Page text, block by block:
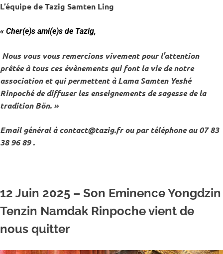
L’équipe de Tazig Samten Ling
« Cher(e)s ami(e)s de Tazig,
Nous vous vous remercions vivement pour l’attention
prêtée à tous ces évènementsqui font la vie de notre
associationet qui permettent à Lama Samten Yeshé
Rinpoché de diffuser les enseignements de sagesse de la
tradition Bön. »
Email général à contact@tazig.fr ou par téléphone au 07 83
38 96 89 .
12 Juin 2025 – Son Eminence Yongdzin
Tenzin Namdak Rinpoche vient de
nous quitter